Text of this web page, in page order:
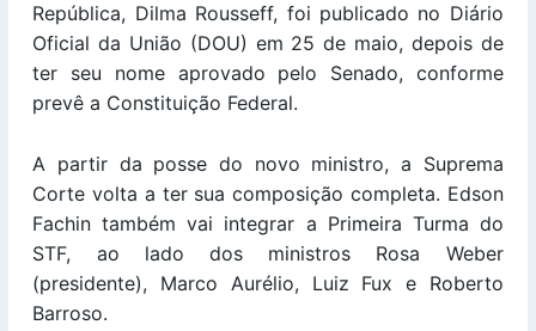
República, Dilma Rousseff, foi publicado no Diário
Oficial da União (DOU) em 25 de maio, depois de
ter seu nome aprovado pelo Senado, conforme
prevê a Constituição Federal.
A partir da posse do novo ministro, a Suprema
Corte volta a ter sua composição completa. Edson
Fachin também vai integrar a Primeira Turma do
STF, ao lado dos ministros Rosa Weber
(presidente), Marco Aurélio, Luiz Fux e Roberto
Barroso.